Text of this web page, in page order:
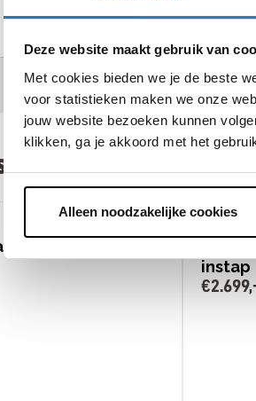
Deze website maakt gebruik van
Met cookies bieden we je de beste
voor statistieken maken we onze
jouw website bezoeken kunnen
klikken, ga je akkoord met het
Alleen noodzakelijke cookies
assortiment
instap
instap
€2.699,